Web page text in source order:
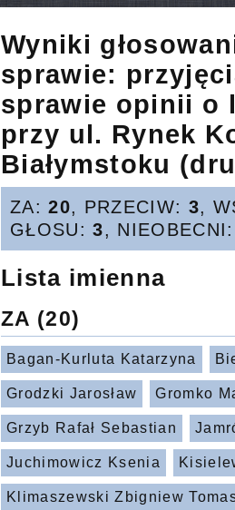
Wyniki
sprawie:
sprawie opinii o
przy ul. Rynek
Białymstoku
ZA:20, PRZECIW: 3,
GŁOSU:3,
Lista imienna
ZA (20)
Bagan-Kurluta Katarzyna
Grodzki Jarosław Gromko
Grzyb Rafał Sebastian
Juchimowicz Ksenia
Klimaszewski Zbigniew